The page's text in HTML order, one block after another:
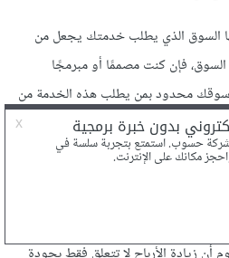
السوق الذي يطلب خدمتك يجعل من
فإن كنت مصممًا أو مبرمجًا
سوقك محدود بمن يطلب هذه الخدمة من
فقد فتحت على نفسك بابًا إلى السوق
ذلك السوق!
تلك مع العملاء ستبني بينك وبينهم
أن تستفيد من تلك العلاقات لبناء